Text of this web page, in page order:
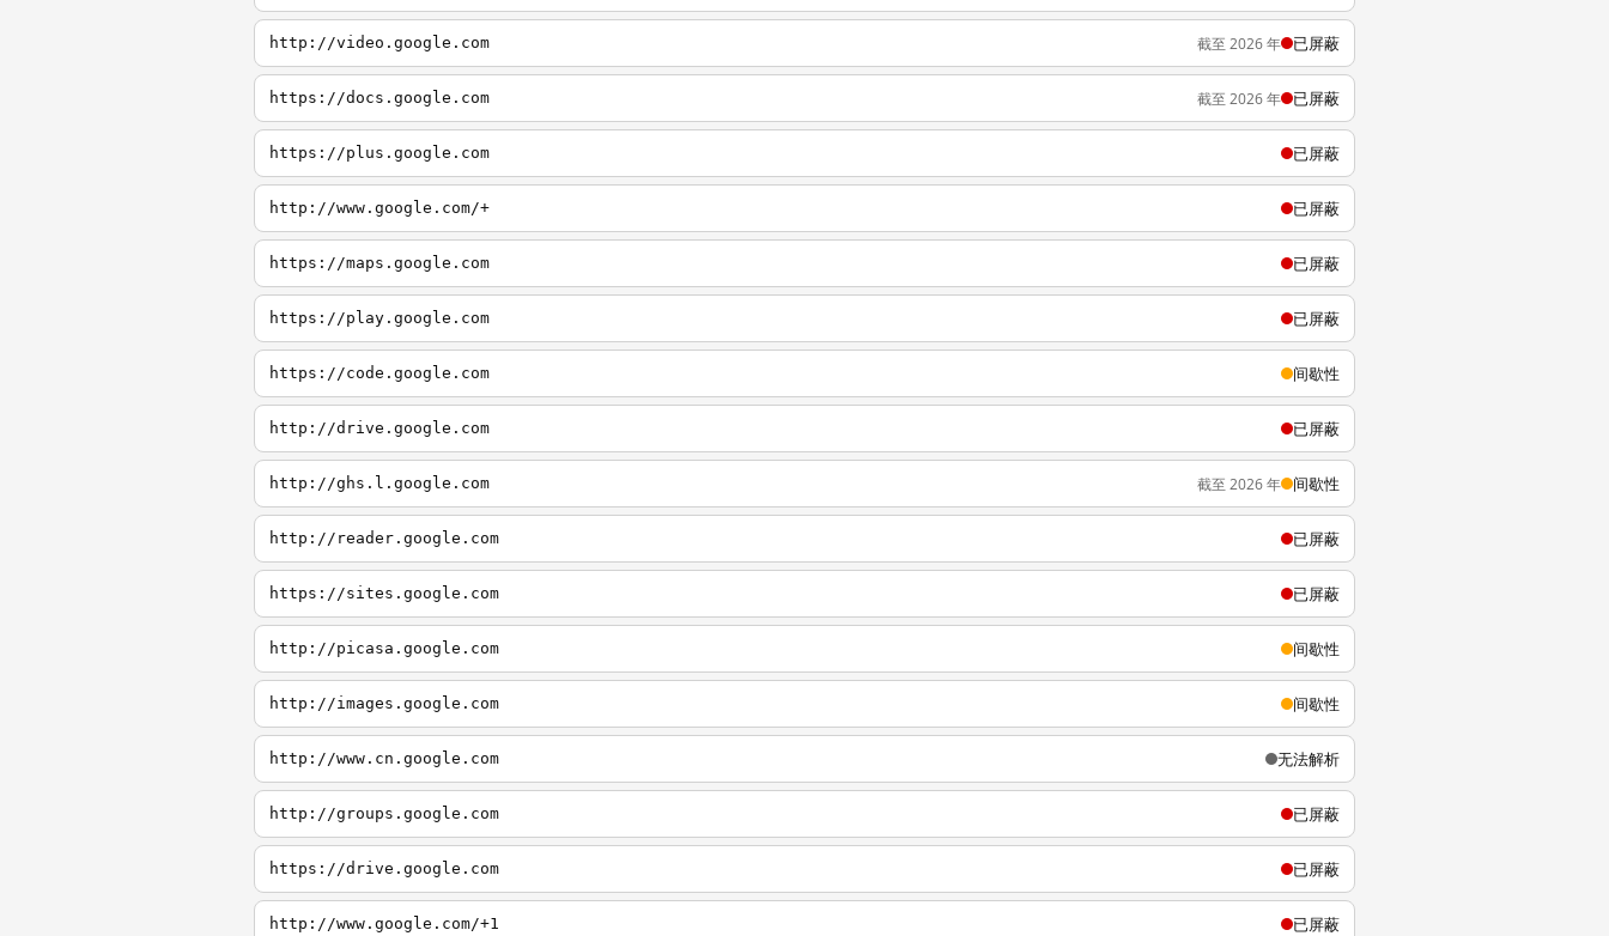
http://video.google.com 截至 2026 年 已屏蔽
https://docs.google.com 截至 2026 年 已屏蔽
https://plus.google.com 已屏蔽
http://www.google.com/+ 已屏蔽
https://maps.google.com 已屏蔽
https://play.google.com 已屏蔽
https://code.google.com 间歇性
http://drive.google.com 已屏蔽
http://ghs.l.google.com 截至 2026 年 间歇性
http://reader.google.com 已屏蔽
https://sites.google.com 已屏蔽
http://picasa.google.com 间歇性
http://images.google.com 间歇性
http://www.cn.google.com 无法解析
http://groups.google.com 已屏蔽
https://drive.google.com 已屏蔽
http://www.google.com/+1 已屏蔽